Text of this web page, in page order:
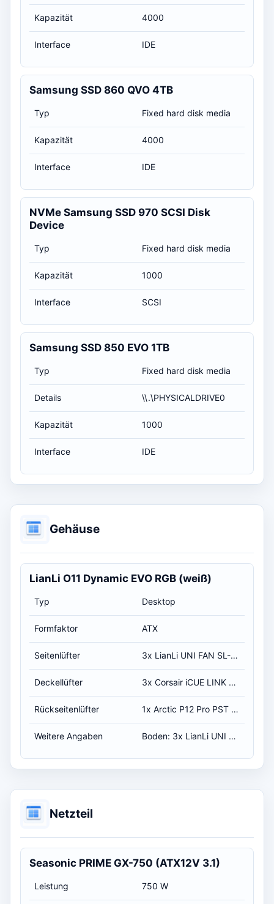
Kapazität 4000
Interface IDE
Samsung SSD 860 QVO 4TB
Typ Fixed hard disk media
Kapazität 4000
Interface IDE
NVMe Samsung SSD 970 SCSI Disk
Device
Typ Fixed hard disk media
Kapazität 1000
Interface SCSI
Samsung SSD 850 EVO 1TB
Typ Fixed hard disk media
Details \\.\PHYSICALDRIVE0
Kapazität 1000
Interface IDE
Gehäuse
LianLi O11 Dynamic EVO RGB (weiß)
Typ Desktop
Formfaktor ATX
Seitenlüfter 3x LianLi UNI FAN SL-INF 120mm (weiß)
Deckellüfter 3x Corsair iCUE LINK RX120 RGB (weiß)
Rückseitenlüfter 1x Arctic P12 Pro PST 120mm (weiß)
Weitere Angaben Boden: 3x LianLi UNI FAN SL-INF 120mm (weiß)
Netzteil
Seasonic PRIME GX-750 (ATX12V 3.1)
Leistung 750 W